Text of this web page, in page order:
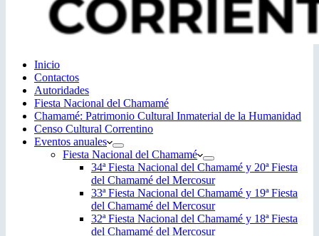
Inicio
Contactos
Autoridades
Fiesta Nacional del Chamamé
Chamamé: Patrimonio Cultural Inmaterial de la Humanidad
Censo Cultural Correntino
Eventos anuales
Fiesta Nacional del Chamamé
34ª Fiesta Nacional del Chamamé y 20ª Fiesta
del Chamamé del Mercosur
33ª Fiesta Nacional del Chamamé y 19ª Fiesta
del Chamamé del Mercosur
32ª Fiesta Nacional del Chamamé y 18ª Fiesta
del Chamamé del Mercosur